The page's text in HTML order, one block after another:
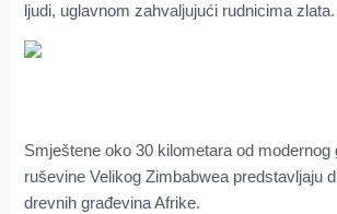
ljudi, uglavnom zahvaljujući rudnicima zlata.
Smještene oko 30 kilometara od modernog
ruševine Velikog Zimbabwea predstavljaju
drevnih građevina Afrike.